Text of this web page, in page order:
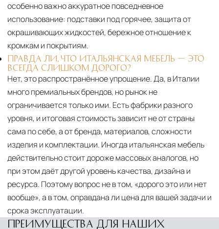
особенно важно аккуратное повседневное
использование: подставки под горячее, защита от
окрашивающих жидкостей, бережное отношение к
кромкам и покрытиям.
ПРАВДА ЛИ, ЧТО ИТАЛЬЯНСКАЯ МЕБЕЛЬ — ЭТО
ВСЕГДА СЛИШКОМ ДОРОГО?
Нет, это распространённое упрощение. Да, в Италии
много премиальных брендов, но рынок не
ограничивается только ими. Есть фабрики разного
уровня, и итоговая стоимость зависит не от страны
сама по себе, а от бренда, материалов, сложности
изделия и комплектации. Иногда итальянская мебель
действительно стоит дороже массовых аналогов, но
при этом даёт другой уровень качества, дизайна и
ресурса. Поэтому вопрос не в том, «дорого это или нет
вообще», а в том, оправдана ли цена для вашей задачи и
срока эксплуатации.
ПРЕИМУЩЕСТВА ДЛЯ НАШИХ